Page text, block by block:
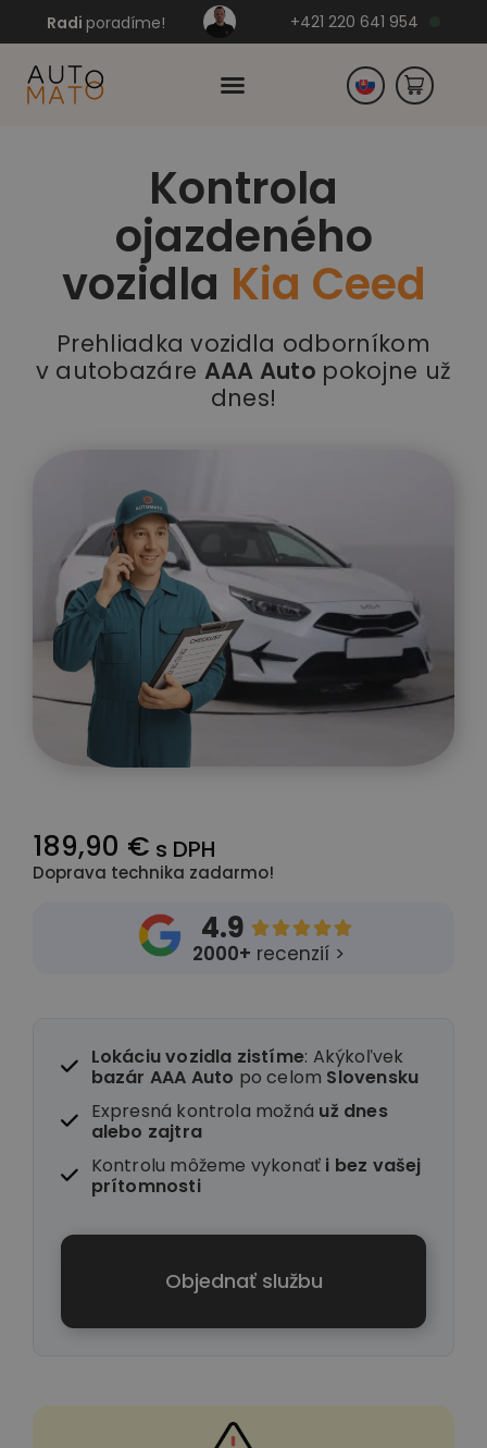
Radi poradíme! +421 220 641 954
Kontrola
ojazdeného
vozidla Kia Ceed
Prehliadka vozidla odborníkom
v autobazáre AAA Auto pokojne už
dnes!
189,90 € s DPH
Doprava technika zadarmo!
4.9 
2000+ recenzií >
Lokáciu vozidla zistíme: Akýkoľvek
bazár AAA Auto po celom Slovensku
Expresná kontrola možná už dnes
alebo zajtra
Kontrolu môžeme vykonať i bez vašej
prítomnosti
Objednať službu